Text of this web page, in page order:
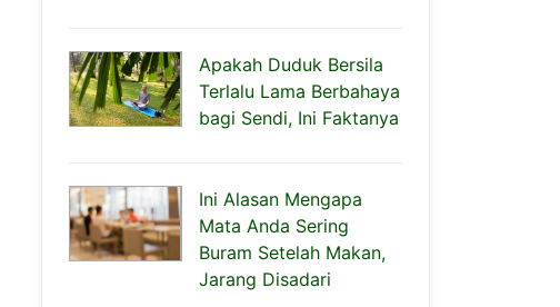
Apakah Duduk Bersila
Terlalu Lama Berbahaya
bagi Sendi, Ini Faktanya
Ini Alasan Mengapa
Mata Anda Sering
Buram Setelah Makan,
Jarang Disadari